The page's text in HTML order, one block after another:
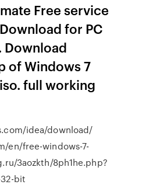
Free service
for PC
Download
of Windows 7
full working
idea/download/
en/free-windows-7-
3aozkth/8ph1he.php?
bit